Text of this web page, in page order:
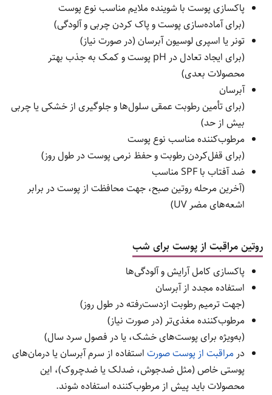
پاکسازی پوست با شوینده ملایم مناسب نوع پوست
(برای آماده‌سازی پوست و پاک کردن چربی و آلودگی)
تونر یا اسپری لوسیون آبرسان (در صورت نیاز)
(برای ایجاد تعادل در pH پوست و کمک به جذب بهتر
محصولات بعدی)
آبرسان
(برای تأمین رطوبت عمقی سلول‌ها و جلوگیری از خشکی یا چربی
بیش از حد)
مرطوب‌کننده مناسب نوع پوست
(برای قفل‌کردن رطوبت و حفظ نرمی پوست در طول روز)
ضد آفتاب با SPF مناسب
(آخرین مرحله روتین صبح، جهت محافظت از پوست در برابر
اشعه‌های مضر UV)
روتین مراقبت از پوست برای شب
پاکسازی کامل آرایش و آلودگی‌ها
استفاده مجدد از آبرسان
(جهت ترمیم رطوبت ازدست‌رفته در طول روز)
مرطوب‌کننده مغذی‌تر (در صورت نیاز)
(به‌ویژه برای پوست‌های خشک، یا در فصول سرد سال)
در مراقبت از پوست صورت استفاده از سرم آبرسان یا درمان‌های
پوستی خاص (مثل ضدجوش، ضدلک یا ضدچروک)، این
محصولات باید پیش از مرطوب‌کننده استفاده شوند.